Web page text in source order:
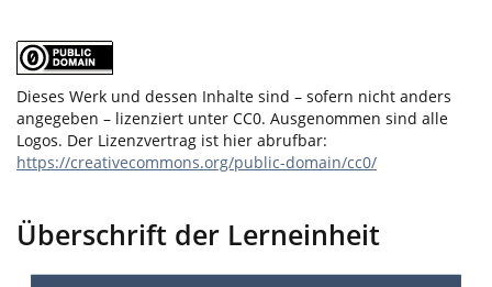
Dieses Werk und dessen Inhalte sind – sofern nicht anders
angegeben – lizenziert unter CC0. Ausgenommen sind alle
Logos. Der Lizenzvertrag ist hier abrufbar:
https://creativecommons.org/public-domain/cc0/
Überschrift der Lerneinheit